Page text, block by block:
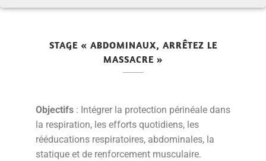
STAGE « ABDOMINAUX, ARRÊTEZ LE
MASSACRE »
Objectifs : Intégrer la protection périnéale dans
la respiration, les efforts quotidiens, les
rééducations respiratoires, abdominales, la
statique et de renforcement musculaire.